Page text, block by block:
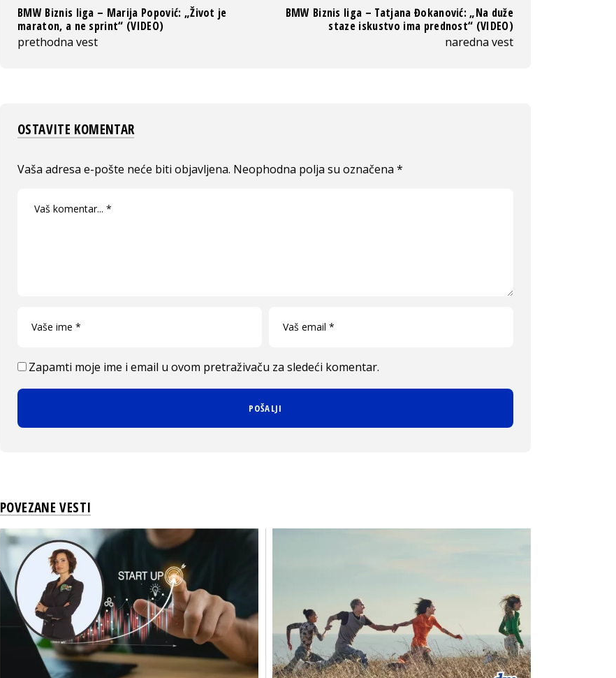
BMW Biznis liga – Marija Popović: „Život je
maraton, a ne sprint“ (VIDEO)
prethodna vest
BMW Biznis liga – Tatjana Đokanović: „Na duže
staze iskustvo ima prednost“ (VIDEO)
naredna vest
OSTAVITE KOMENTAR
Vaša adresa e-pošte neće biti objavljena. Neophodna polja su označena *
Zapamti moje ime i email u ovom pretraživaču za sledeći komentar.
POVEZANE VESTI